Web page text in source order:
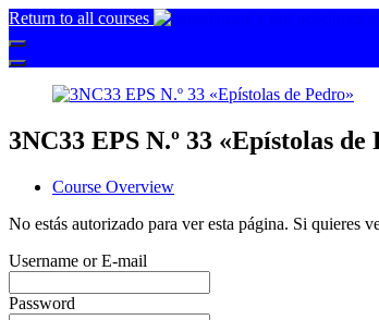
Return to all courses
3NC33 EPS N.º 33 «Epístolas de
Course Overview
No estás autorizado para ver esta página. Si quieres
Username or E-mail
Password